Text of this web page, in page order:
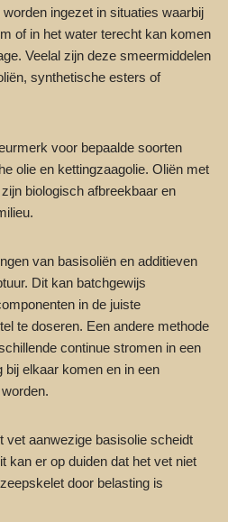
ingezet in situaties waarbij
of in het water terecht kan komen
Veelal zijn deze smeermiddelen
synthetische esters of
voor bepaalde soorten
olie en kettingzaagolie. Oliën met
biologisch afbreekbaar en
van basisoliën en additieven
Dit kan batchgewijs
in de juiste
te doseren. Een andere methode
continue stromen in een
bij elkaar komen en in een
vet aanwezige basisolie scheidt
kan er op duiden dat het vet niet
door belasting is